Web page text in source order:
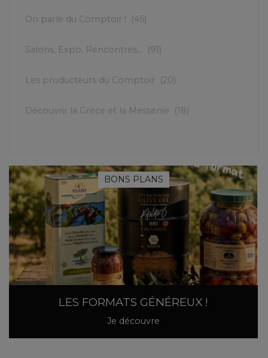
On parle du Comptoir ! (45)
Salons, Expo, Rencontres... (91)
Les producteurs du Comptoir (20)
Découvrir la Grèce et la Messénie (18)
BONS PLANS
LES FORMATS GÉNÉREUX !
Je découvre